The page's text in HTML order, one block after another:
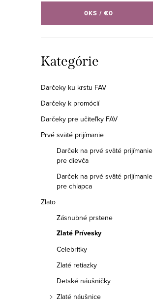
p
a
n
e
l
0KS / €0
Preskočiť
kategórie
Kategórie
Darčeky ku krstu FAV
Darčeky k promócií
Darčeky pre učiteľky FAV
Prvé sväté prijímanie
Darček na prvé sväté prijímanie
pre dievča
Darček na prvé sväté prijímanie
pre chlapca
Zlato
Zásnubné prstene
Zlaté Prívesky
Celebritky
Zlaté retiazky
Detské náušničky
Zlaté náušnice